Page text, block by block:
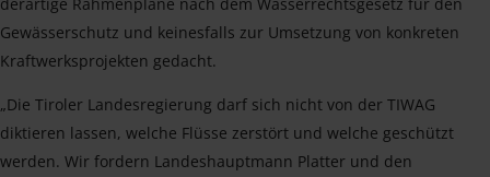
Gewässerschutz und keinesfalls zur Umsetzung von konkreten
Kraftwerksprojekten gedacht.
„Die Tiroler Landesregierung darf sich nicht von der TIWAG
diktieren lassen, welche Flüsse zerstört und welche geschützt
werden. Wir fordern Landeshauptmann Platter und den